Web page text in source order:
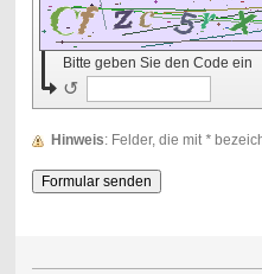
Bitte geben Sie den Code ein
↺
Hinweis : Felder, die mit *